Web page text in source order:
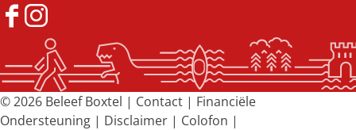
F
c
e
b
o
I
s
t
a
g
© 2026 Beleef Boxtel | Contact | Financiële
Ondersteuning | Disclaimer | Colofon |